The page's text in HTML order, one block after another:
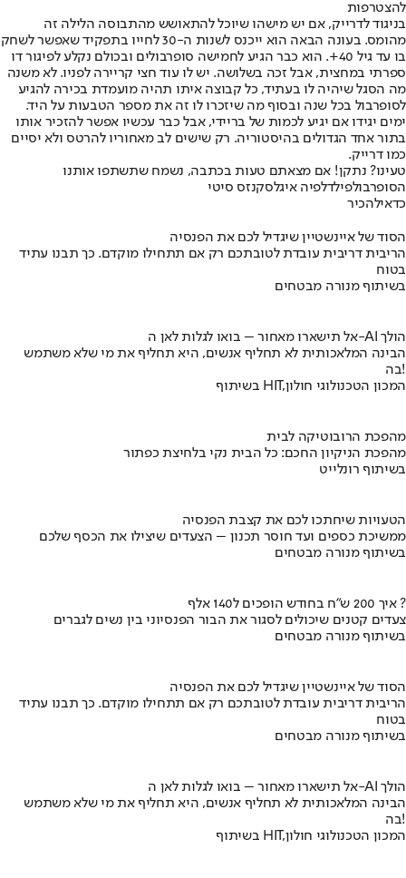
להצטרפות
בניגוד לדרייק, אם יש מישהו שיוכל להתאושש מהתבוסה הלילה זה
מהומס. בעונה הבאה הוא ייכנס לשנות ה-30 לחייו בתפקיד שאפשר לשחק
בו עד גיל 40+. הוא כבר הגיע לחמישה סופרבולים ובכולם נקלע לפיגור דו
ספרתי במחצית, אבל זכה בשלושה. יש לו עוד חצי קריירה לפניו. לא משנה
מה הסגל שיהיה לו בעתיד, כל קבוצה איתו תהיה מועמדת בכירה להגיע
לסופרבול בכל שנה ובסוף מה שיזכרו לו זה את מספר הטבעות על היד.
ימים יגידו אם יגיע לכמות של בריידי, אבל כבר עכשיו אפשר להזכיר אותו
בתור אחד הגדולים בהיסטוריה. רק שישים לב מאחוריו להרטס ולא יסיים
כמו דרייק.
טעינו? נתקן! אם מצאתם טעות בכתבה, נשמח שתשתפו אותנו
הסופרבולפילדלפיה איגלסקנזס סיטי
כדאילהכיר
הסוד של איינשטיין שיגדיל לכם את הפנסיה
הריבית דריבית עובדת לטובתכם רק אם תתחילו מוקדם. כך תבנו עתיד
בטוח
בשיתוף מנורה מבטחים
אל תישארו מאחור – בואו לגלות לאן ה-AI הולך
הבינה המלאכותית לא תחליף אנשים, היא תחליף את מי שלא משתמש
בה!
בשיתוף HIT,המכון הטכנולוגי חולון
מהפכת הרובוטיקה לבית
מהפכת הניקיון החכם: כל הבית נקי בלחיצת כפתור
בשיתוף רונלייט
הטעויות שיחתכו לכם את קצבת הפנסיה
ממשיכת כספים ועד חוסר תכנון – הצעדים שיצילו את הכסף שלכם
בשיתוף מנורה מבטחים
איך 200 ש"ח בחודש הופכים ל140 אלף ?
צעדים קטנים שיכולים לסגור את הבור הפנסיוני בין נשים לגברים
בשיתוף מנורה מבטחים
הסוד של איינשטיין שיגדיל לכם את הפנסיה
הריבית דריבית עובדת לטובתכם רק אם תתחילו מוקדם. כך תבנו עתיד
בטוח
בשיתוף מנורה מבטחים
אל תישארו מאחור – בואו לגלות לאן ה-AI הולך
הבינה המלאכותית לא תחליף אנשים, היא תחליף את מי שלא משתמש
בה!
בשיתוף HIT,המכון הטכנולוגי חולון